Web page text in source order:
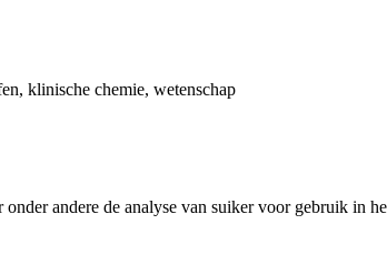
klinische chemie, wetenschap
andere de analyse van suiker voor gebruik in